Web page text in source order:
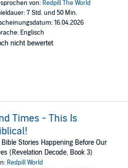
von: Redpill The World
7 Std. und 50 Min.
16.04.2026
Englisch
nicht bewertet
Times - This Is
Bible Stories Happening Before Our
(Revelation Decode, Book 3)
Redpill World